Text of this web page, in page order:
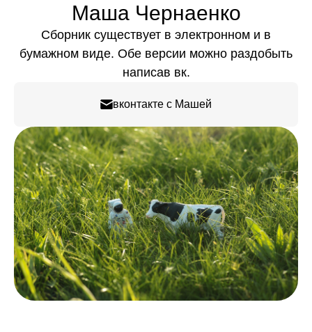
Маша Чернаенко
Сборник существует в электронном и в
бумажном виде. Обе версии можно раздобыть
написав вк.
вконтакте с Машей